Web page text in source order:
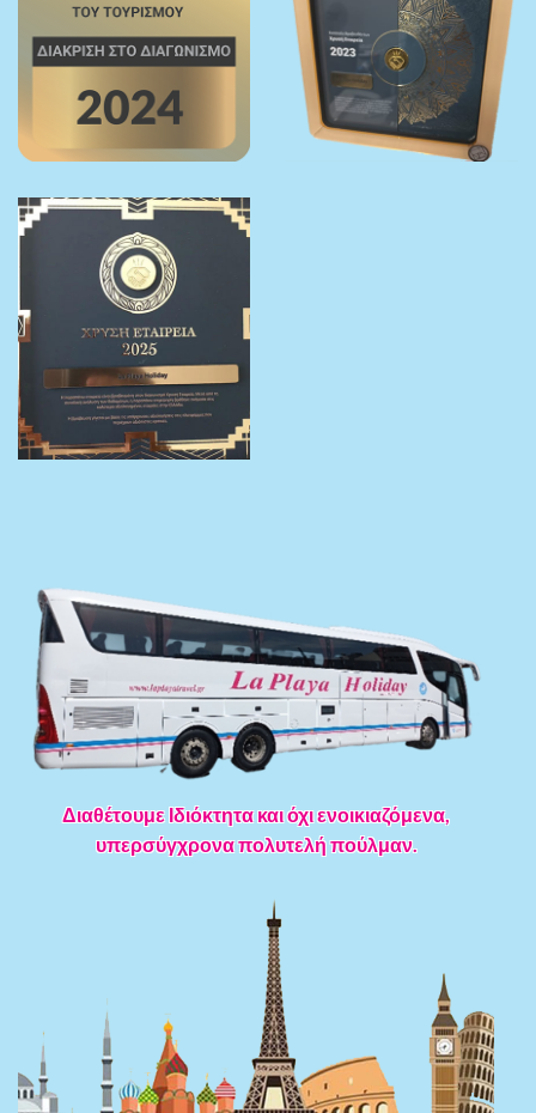
Διαθέτουμε Ιδιόκτητα και όχι ενοικιαζόμενα,
υπερσύγχρονα πολυτελή πούλμαν.